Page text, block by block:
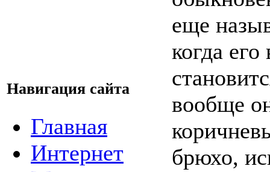
Навигация сайта
Главная
Интернет
еще
когда
вообще
брюхо,